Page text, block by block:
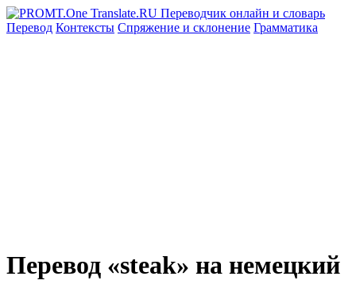
Перевод Контексты Спряжение и склонение Грамматика
Перевод «steak» на немецкий